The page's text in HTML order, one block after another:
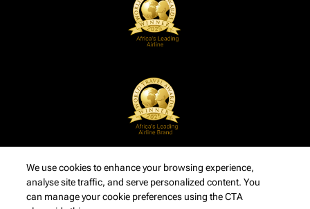
We use cookies to enhance your browsing experience,
analyse site traffic, and serve personalized content. You
can manage your cookie preferences using the CTA